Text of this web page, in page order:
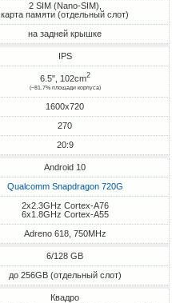
2 SIM (Nano-SIM),
карта памяти (отдельный слот)
на задней крышке
IPS
6.5", 102cm2
(~81.7% площади корпуса)
1600x720
270
20:9
Android 10
Qualcomm Snapdragon 720G
2x2.3GHz Cortex-A76
6x1.8GHz Cortex-A55
Adreno 618, 750MHz
6/128 GB
до 256GB (отдельный слот)
Квадро